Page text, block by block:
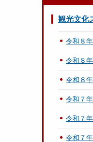
観光文化
令和８
令和８
令和８
令和７
令和７
令和７